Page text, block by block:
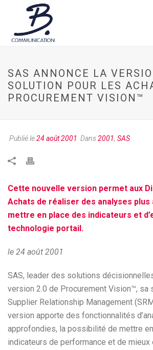
SAS ANNONCE LA
SOLUTION POUR LES
PROCUREMENT VISION™
Publié le24 août 2001 Dans2001, SAS
Cette nouvelle version permet aux
Achats de réaliser des analyses plus
mettre en place des indicateurs et
technologie portail.
le 24 août 2001
SAS, leader des solutions
version 2.0 de Procurement Vision™, sa
Supplier Relationship Management
version apporte des fonctionnalités
approfondies, la possibilité de mettre
indicateurs de performance et de